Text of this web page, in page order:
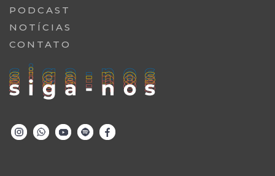
PODCAST
NOTÍCIAS
CONTATO